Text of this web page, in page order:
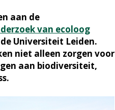
aan de
van ecoloog
Universiteit Leiden.
niet alleen zorgen voor
aan biodiversiteit,